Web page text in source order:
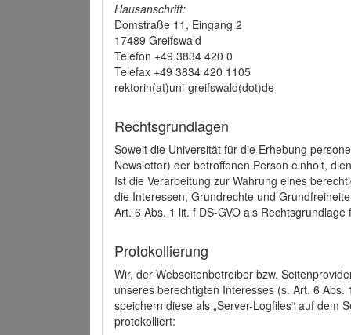
Hausanschrift:
Domstraße 11, Eingang 2
17489 Greifswald
Telefon +49 3834 420 0
Telefax +49 3834 420 1105
rektorin(at)uni-greifswald(dot)de
Rechtsgrundlagen
Soweit die Universität für die Erhebung
Newsletter) der betroffenen Person einholt,
Ist die Verarbeitung zur Wahrung eines
die Interessen, Grundrechte und
Art. 6 Abs. 1 lit. f DS-GVO als
Protokollierung
Wir, der Webseitenbetreiber bzw.
unseres berechtigten Interesses (s. Art. 6
speichern diese als „Server-Logfiles“ auf dem
protokolliert: